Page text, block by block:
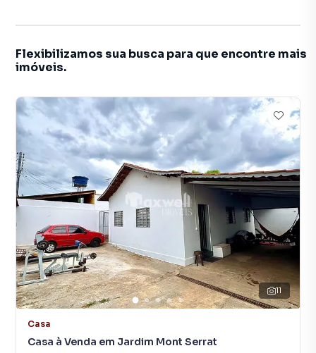
Flexibilizamos sua busca para que encontre mais
imóveis.
11
Casa
Casa à Venda em Jardim Mont Serrat